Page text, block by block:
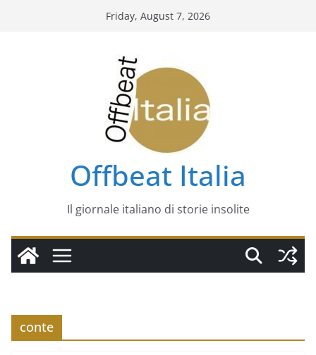
Friday, August 7, 2026
Offbeat Italia
Il giornale italiano di storie insolite
conte